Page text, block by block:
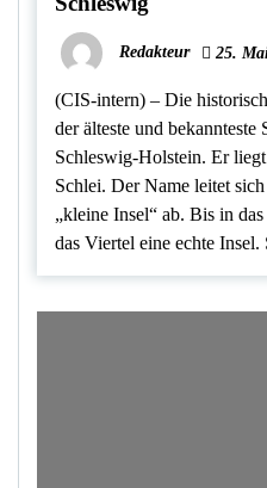
Redakteur 25.
(CIS-intern) – Die
der älteste und
Schleswig-Holstein. Er
Schlei. Der Name leitet
„kleine Insel“ ab. Bis in
das Viertel eine echte